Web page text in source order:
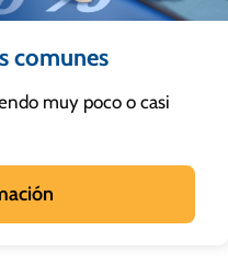
comunes
muy poco o casi